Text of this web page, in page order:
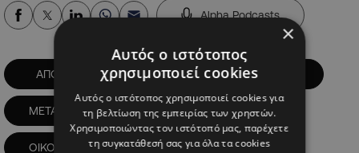
Alpha Podcasts
ΑΠΟΕΛ ΔΗΛΩΣΕΙΣ ΕΣΟΔΑ
ΜΕΤΑΓΡΑΦΕΣ ΜΕΤΑΓΡΑΦΟΛΟΓΙΑ
ΟΙΚΟΝΟΜΙΚΟ ΠΕΤΕΒΙΝΟΣ
×
Αυτός ο ιστότοπος
χρησιμοποιεί cookies
Αυτός ο ιστότοπος χρησιμοποιεί cookies για
τη βελτίωση της εμπειρίας των χρηστών.
Χρησιμοποιώντας τον ιστότοπό μας, παρέχετε
τη συγκατάθεσή σας για όλα τα cookies